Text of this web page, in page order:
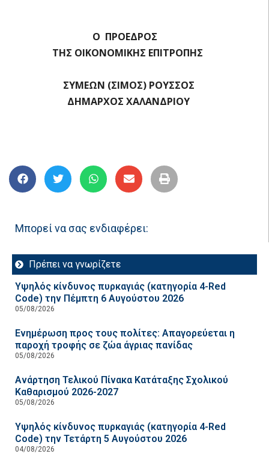
Ο ΠΡΟΕΔΡΟΣ
ΤΗΣ ΟΙΚΟΝΟΜΙΚΗΣ ΕΠΙΤΡΟΠΗΣ
ΣΥΜΕΩΝ (ΣΙΜΟΣ) ΡΟΥΣΣΟΣ
ΔΗΜΑΡΧΟΣ ΧΑΛΑΝΔΡΙΟΥ
Μπορεί να σας ενδιαφέρει:
Πρέπει να γνωρίζετε
Υψηλός κίνδυνος πυρκαγιάς (κατηγορία 4-Red
Code) την Πέμπτη 6 Αυγούστου 2026
05/08/2026
Ενημέρωση προς τους πολίτες: Απαγορεύεται η
παροχή τροφής σε ζώα άγριας πανίδας
05/08/2026
Ανάρτηση Τελικού Πίνακα Κατάταξης Σχολικού
Καθαρισμού 2026-2027
05/08/2026
Υψηλός κίνδυνος πυρκαγιάς (κατηγορία 4-Red
Code) την Τετάρτη 5 Αυγούστου 2026
04/08/2026